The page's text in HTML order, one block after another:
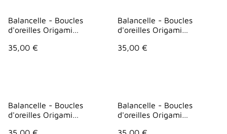
Balancelle - Boucles
d'oreilles Origami
geometrie
35,00 €
Balancelle - Boucles
d'oreilles Origami
35,00 €
Balancelle - Boucles
d'oreilles Origami
Balancelle - Boucles
d'oreilles Origami